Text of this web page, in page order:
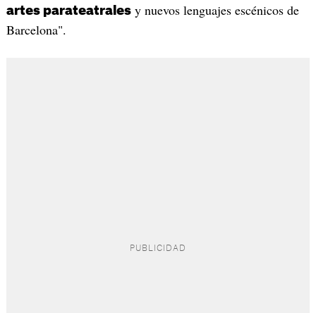
artes parateatralesy nuevos lenguajes escénicos de
Barcelona".